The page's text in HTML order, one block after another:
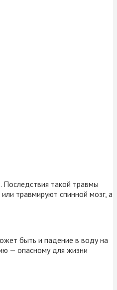
такой травмы
травмируют спинной мозг, а
быть и падение в воду на
— опасному для жизни